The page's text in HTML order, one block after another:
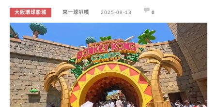
大阪環球影城 來一球叭噗 2025-09-13 0